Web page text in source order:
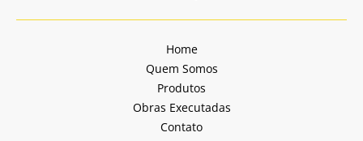
Home
Quem Somos
Produtos
Obras Executadas
Contato